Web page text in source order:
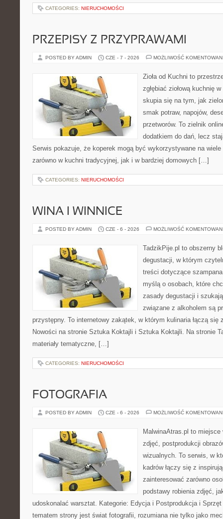
CATEGORIES: NIERUCHOMOŚCI
PRZEPISY Z PRZYPRAWAMI
POSTED BY ADMIN CZE - 7 - 2026 MOŻLIWOŚĆ
Zioła od Kuchni to
zgłębiać ziołową kuchnię
skupia się na tym, jak
smak potraw, napojów,
przetworów. To zielnik
dodatkiem do dań, lecz
Serwis pokazuje, że koperek mogą być wykorzystywane na
zarówno w kuchni tradycyjnej, jak i w bardziej domowych […]
CATEGORIES: NIERUCHOMOŚCI
WINA I WINNICE
POSTED BY ADMIN CZE - 6 - 2026 MOŻLIWOŚĆ
TadzikPije.pl to obszerny
degustacji, w którym
treści dotyczące
myślą o osobach, które
zasady degustacji i
związane z alkoholem są
przystępny. To internetowy zakątek, w którym kulinaria łączą się
Nowości na stronie Sztuka Koktajli i Sztuka Koktajli. Na stronie
materiały tematyczne, […]
CATEGORIES: NIERUCHOMOŚCI
FOTOGRAFIA
POSTED BY ADMIN CZE - 6 - 2026 MOŻLIWOŚĆ
MalwinaAtras.pl to
zdjęć, postprodukcji
wizualnych. To serwis, w
kadrów łączy się z
zainteresować zarówno
podstawy robienia zdjęć,
udoskonalać warsztat. Kategorie: Edycja i Postprodukcja i Sprzęt
tematem strony jest świat fotografii, rozumiana nie tylko jako